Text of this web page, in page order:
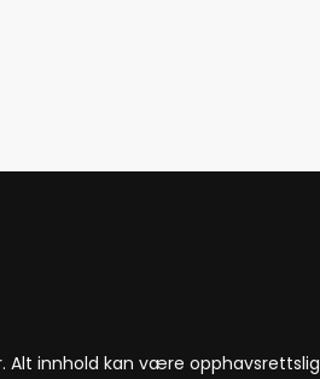
Alt innhold kan være opphavsrettslig